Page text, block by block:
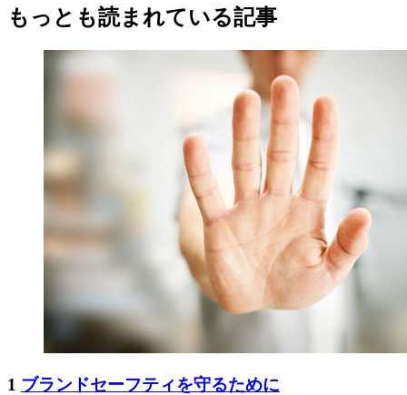
もっとも読まれている記事
1 ブランドセーフティを守るために